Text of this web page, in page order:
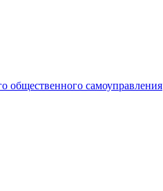
общественного самоуправления